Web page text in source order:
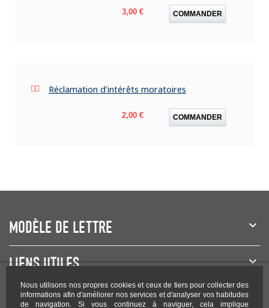
Nous utilisons nos propres cookies et ceux de tiers pour collecter des
informations afin d'améliorer nos services et d'analyser vos habitudes
de navigation. Si vous continuez à naviguer, cela implique
Prix
3,00 € COMMANDER
Réclamation d'intérêts moratoires
Prix
2,00 € COMMANDER
MODÈLE DE LETTRE
LIENS UTILES
NEWSLETTER